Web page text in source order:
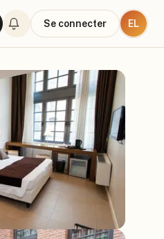
Se connecter EL